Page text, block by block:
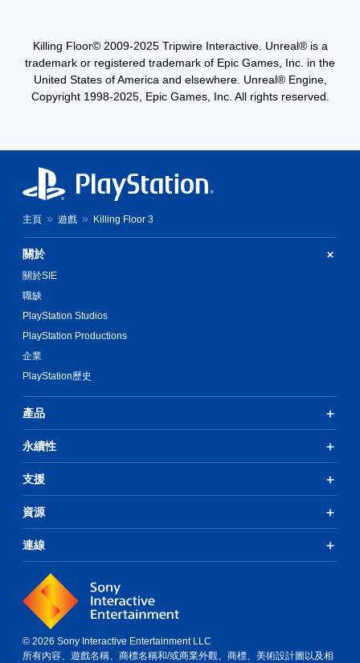
Killing Floor© 2009-2025 Tripwire Interactive. Unreal® is a
trademark or registered trademark of Epic Games, Inc. in the
United States of America and elsewhere. Unreal® Engine,
Copyright 1998-2025, Epic Games, Inc. All rights reserved.
主頁 遊戲 Killing Floor 3
關於
關於SIE
職缺
PlayStation Studios
PlayStation Productions
企業
PlayStation歷史
產品
永續性
支援
資源
連線
© 2026 Sony Interactive Entertainment LLC
所有內容、遊戲名稱、商標名稱和/或商業外觀、商標、美術設計圖以及相